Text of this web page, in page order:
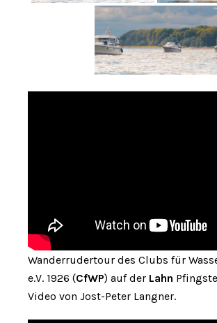
Wanderrudertour des Clubs für
e.V. 1926 (CfWP) auf der Lahn
Video von Jost-Peter Langner.